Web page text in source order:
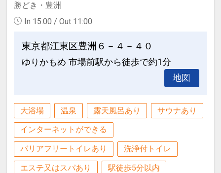
勝どき・豊洲
In 15:00 / Out 11:00
東京都江東区豊洲６－４－４０
ゆりかもめ 市場前駅から徒歩で約1分
地図
大浴場 温泉 露天風呂あり サウナあり
インターネットができる
バリアフリートイレあり 洗浄付トイレ
エステ又はスパあり 駅徒歩5分以内